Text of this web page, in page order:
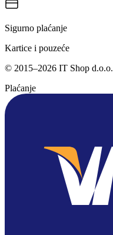
Sigurno plaćanje
Kartice i pouzeće
© 2015–2026 IT Shop d.o.o.
Plaćanje